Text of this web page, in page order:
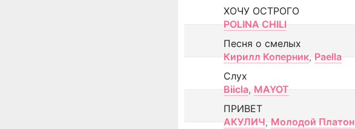
ХОЧУ ОСТРОГО
POLINA CHILI
Песня о смелых
Кирилл Коперник, Paella
Слух
Biicla, MAYOT
ПРИВЕТ
АКУЛИЧ, Молодой Платон